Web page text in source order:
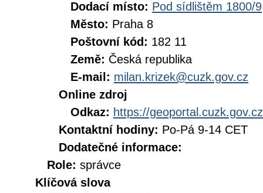
Dodací místo: Pod sídlištěm 1800/9
Město: Praha 8
Poštovní kód: 182 11
Země: Česká republika
E-mail: milan.krizek@cuzk.gov.cz
Online zdroj
Odkaz: https://geoportal.cuzk.gov.cz
Kontaktní hodiny: Po-Pá 9-14 CET
Dodatečné informace:
Role: správce
Klíčová slova